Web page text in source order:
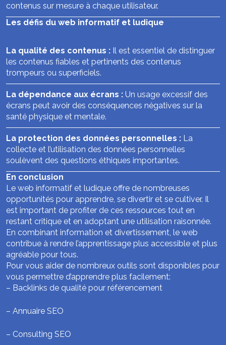
contenus sur mesure à chaque utilisateur.
Les défis du web informatif et ludique
La qualité des contenus : Il est essentiel de distinguer
les contenus fiables et pertinents des contenus
trompeurs ou superficiels.
La dépendance aux écrans : Un usage excessif des
écrans peut avoir des conséquences négatives sur la
santé physique et mentale.
La protection des données personnelles : La
collecte et l’utilisation des données personnelles
soulèvent des questions éthiques importantes.
En conclusion
Le web informatif et ludique offre de nombreuses
opportunités pour apprendre, se divertir et se cultiver. Il
est important de profiter de ces ressources tout en
restant critique et en adoptant une utilisation raisonnée.
En combinant information et divertissement, le web
contribue à rendre l’apprentissage plus accessible et plus
agréable pour tous.
Pour vous aider de nombreux outils sont disponibles pour
vous permettre d’apprendre plus facilement:
– Backlinks de qualité pour référencement
– Annuaire SEO
– Consulting SEO